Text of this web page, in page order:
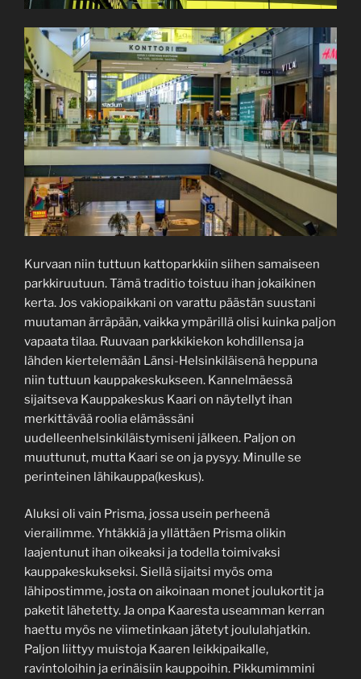
Kurvaan niin tuttuun kattoparkkiin siihen samaiseen
parkkiruutuun. Tämä traditio toistuu ihan jokaikinen
kerta. Jos vakiopaikkani on varattu päästän suustani
muutaman ärräpään, vaikka ympärillä olisi kuinka paljon
vapaata tilaa. Ruuvaan parkkikiekon kohdillensa ja
lähden kiertelemään Länsi-Helsinkiläisenä heppuna
niin tuttuun kauppakeskukseen. Kannelmäessä
sijaitseva Kauppakeskus Kaari on näytellyt ihan
merkittävää roolia elämässäni
uudelleenhelsinkiläistymiseni jälkeen. Paljon on
muuttunut, mutta Kaari se on ja pysyy. Minulle se
perinteinen lähikauppa(keskus).
Aluksi oli vain Prisma, jossa usein perheenä
vierailimme. Yhtäkkiä ja yllättäen Prisma olikin
laajentunut ihan oikeaksi ja todella toimivaksi
kauppakeskukseksi. Siellä sijaitsi myös oma
lähipostimme, josta on aikoinaan monet joulukortit ja
paketit lähetetty. Ja onpa Kaaresta useamman kerran
haettu myös ne viimetinkaan jätetyt joululahjatkin.
Paljon liittyy muistoja Kaaren leikkipaikalle,
ravintoloihin ja erinäisiin kauppoihin. Pikkumimmini